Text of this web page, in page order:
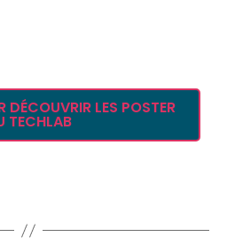
DÉCOUVRIR LES POSTER
TECHLAB